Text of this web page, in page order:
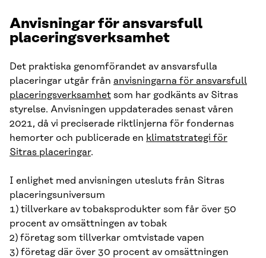
Anvisningar för ansvarsfull
placeringsverksamhet
Det praktiska genomförandet av ansvarsfulla
placeringar utgår från anvisningarna för ansvarsfull
placeringsverksamhet som har godkänts av Sitras
styrelse. Anvisningen uppdaterades senast våren
2021, då vi preciserade riktlinjerna för fondernas
hemorter och publicerade en klimatstrategi för
Sitras placeringar.
I enlighet med anvisningen utesluts från Sitras
placeringsuniversum
1) tillverkare av tobaksprodukter som får över 50
procent av omsättningen av tobak
2) företag som tillverkar omtvistade vapen
3) företag där över 30 procent av omsättningen